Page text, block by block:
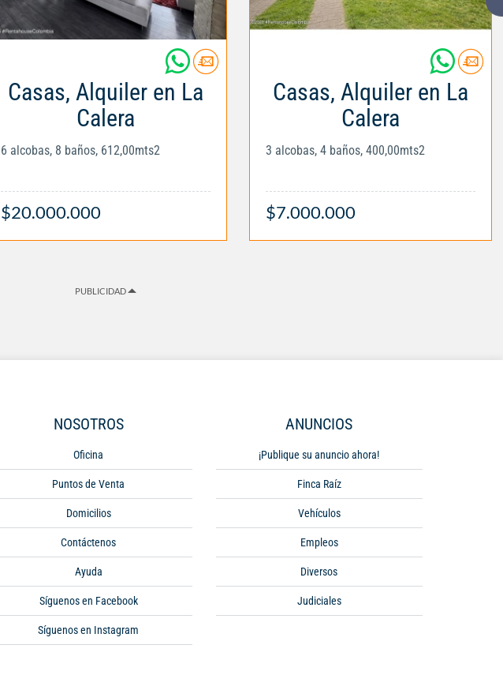
Casas, Alquiler en La
Calera
6 alcobas, 8 baños, 612,00mts2
$20.000.000
Casas, Alquiler en La
Calera
3 alcobas, 4 baños, 400,00mts2
$7.000.000
PUBLICIDAD
NOSOTROS
Oficina
Puntos de Venta
Domicilios
Contáctenos
Ayuda
Síguenos en Facebook
Síguenos en Instagram
ANUNCIOS
¡Publique su anuncio ahora!
Finca Raíz
Vehículos
Empleos
Diversos
Judiciales